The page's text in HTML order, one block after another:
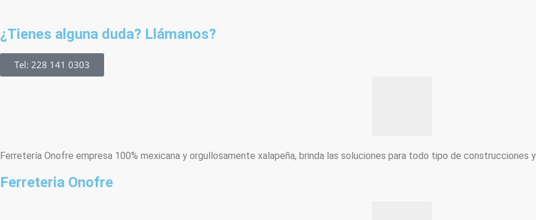
¿Tienes alguna duda? Llámanos?
Tel: 228 141 0303
Ferretería Onofre empresa 100% mexicana y orgullosamente xalapeña, brinda las soluciones para todo tipo de construcciones
Ferreteria Onofre